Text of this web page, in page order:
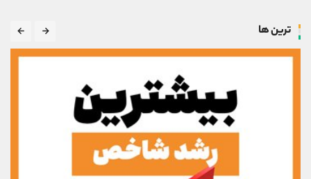
ترین ها